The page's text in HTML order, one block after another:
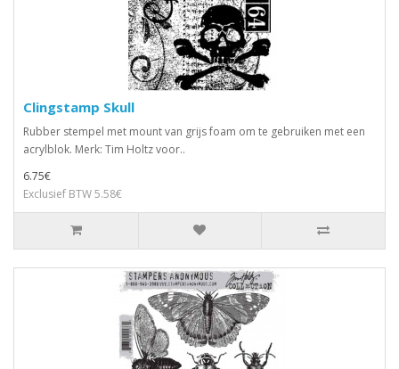
Clingstamp Skull
Rubber stempel met mount van grijs foam om te gebruiken met een
acrylblok. Merk: Tim Holtz voor..
6.75€
Exclusief BTW 5.58€